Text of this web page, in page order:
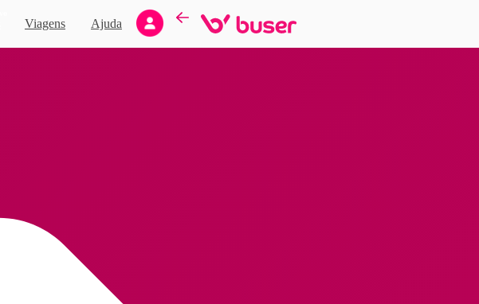
Viagens Ajuda